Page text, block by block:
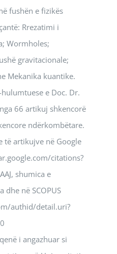
fushën e fizikës
Rrezatimi i
Wormholes;
gravitacionale;
Mekanika kuantike.
e Doc. Dr.
66 artikuj shkencorë
ndërkombëtare.
të artikujve në Google
citations?
shumica e
dhe në SCOPUS
authid/detail.uri?
i angazhuar si